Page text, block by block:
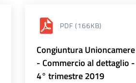
PDF (166KB)
Congiuntura Unioncamere
- Commercio al dettaglio -
4° trimestre 2019